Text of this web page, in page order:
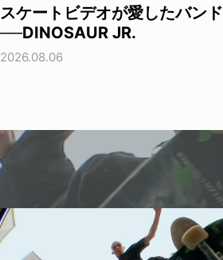
スケートビデオが愛したバンド
──DINOSAUR JR.
2026.08.06